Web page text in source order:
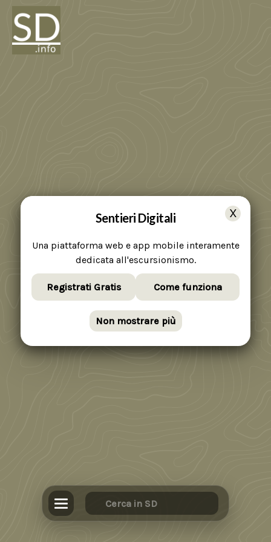
Sentieri Digitali
Una piattaforma web e app mobile interamente
dedicata all'escursionismo.
Registrati Gratis Come funziona
Non mostrare più